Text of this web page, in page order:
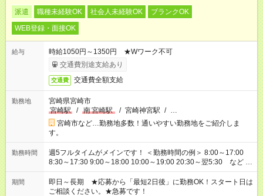
派遣 職種未経験OK 社会人未経験OK
ブランクOK
WEB登録・面接OK
給与
時給1050円～1350円 ★Wワーク不可
交通費別途支給あり
交通費 交通費全額支給
勤務地
宮崎県宮崎市
宮崎駅
/ 南宮崎駅 / 宮崎神宮駅 / …
宮崎市など…勤務地多数！通いやすい勤務地をご紹介しま
す。
勤務時間
週5フルタイムがメインです！ ＜勤務時間の例＞ 8:00～17:00
8:30～17:30 9:00～18:00 10:00～19:00 20:30～翌5:30 など ★
その他にも勤務時間多数！ 日勤のみ、残業なし、交替制など
ご希望を教えてください！
期間
即日～長期 ★応募から「最短2日後」に勤務OK！スタート日は
ご相談ください。★急募です！